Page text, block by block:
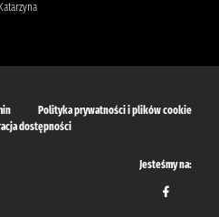
Polityka prywatności i plików cookie
dostępności
Jesteśmy na: